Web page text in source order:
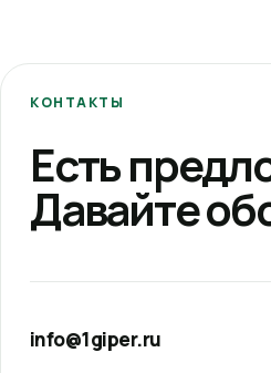
КОНТАКТЫ
Есть
Давайте
info@1giper.ru